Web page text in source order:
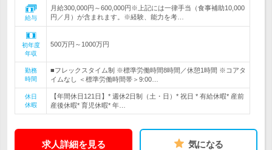
給与
月給300,000円～600,000円※上記には一律手当（食事補助10,000
円／月）が含まれます。※経験、能力を考…
初年度
年収
500万円～1000万円
勤務
時間
■フレックスタイム制 ※標準労働時間8時間／休憩1時間 ※コアタ
イムなし ＜標準労働時間帯＞9:00…
休日
休暇
【年間休日121日】* 週休2日制（土・日）* 祝日 * 有給休暇* 産前
産後休暇* 育児休暇* 年…
求人詳細を見る 気になる